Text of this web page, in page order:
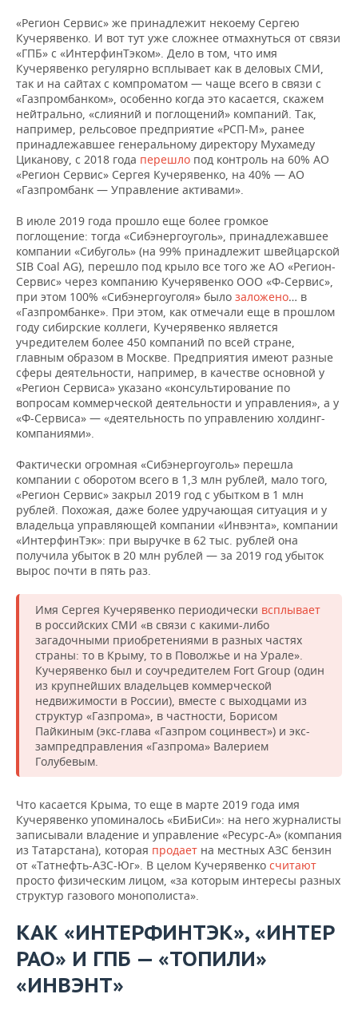
«Регион Сервис» же принадлежит некоему Сергею
Кучерявенко. И вот тут уже сложнее отмахнуться от связи
«ГПБ» с «ИнтерфинТэком». Дело в том, что имя
Кучерявенко регулярно всплывает как в деловых СМИ,
так и на сайтах с компроматом — чаще всего в связи с
«Газпромбанком», особенно когда это касается, скажем
нейтрально, «слияний и поглощений» компаний. Так,
например, рельсовое предприятие «РСП-М», ранее
принадлежавшее генеральному директору Мухамеду
Циканову, с 2018 года перешло под контроль на 60% АО
«Регион Сервис» Сергея Кучерявенко, на 40% — АО
«Газпромбанк — Управление активами».
В июле 2019 года прошло еще более громкое
поглощение: тогда «Сибэнергоуголь», принадлежавшее
компании «Сибуголь» (на 99% принадлежит швейцарской
SIB Coal AG), перешло под крыло все того же АО «Регион-
Сервис» через компанию Кучерявенко ООО «Ф-Сервис»,
при этом 100% «Сибэнергоуголя» было заложено… в
«Газпромбанке». При этом, как отмечали еще в прошлом
году сибирские коллеги, Кучерявенко является
учредителем более 450 компаний по всей стране,
главным образом в Москве. Предприятия имеют разные
сферы деятельности, например, в качестве основной у
«Регион Сервиса» указано «консультирование по
вопросам коммерческой деятельности и управления», а у
«Ф-Сервиса» — «деятельность по управлению холдинг-
компаниями».
Фактически огромная «Сибэнергоуголь» перешла
компании с оборотом всего в 1,3 млн рублей, мало того,
«Регион Сервис» закрыл 2019 год с убытком в 1 млн
рублей. Похожая, даже более удручающая ситуация и у
владельца управляющей компании «Инвэнта», компании
«ИнтерфинТэк»: при выручке в 62 тыс. рублей она
получила убыток в 20 млн рублей — за 2019 год убыток
вырос почти в пять раз.
Имя Сергея Кучерявенко периодически всплывает
в российских СМИ «в связи с какими-либо
загадочными приобретениями в разных частях
страны: то в Крыму, то в Поволжье и на Урале».
Кучерявенко был и соучредителем Fort Group (один
из крупнейших владельцев коммерческой
недвижимости в России), вместе с выходцами из
структур «Газпрома», в частности, Борисом
Пайкиным (экс-глава «Газпром социнвест») и экс-
зампредправления «Газпрома» Валерием
Голубевым.
Что касается Крыма, то еще в марте 2019 года имя
Кучерявенко упоминалось «БиБиСи»: на него журналисты
записывали владение и управление «Ресурс-А» (компания
из Татарстана), которая продает на местных АЗС бензин
от «Татнефть-АЗС-Юг». В целом Кучерявенко считают
просто физическим лицом, «за которым интересы разных
структур газового монополиста».
КАК «ИНТЕРФИНТЭК», «ИНТЕР
РАО» И ГПБ — «ТОПИЛИ»
«ИНВЭНТ»